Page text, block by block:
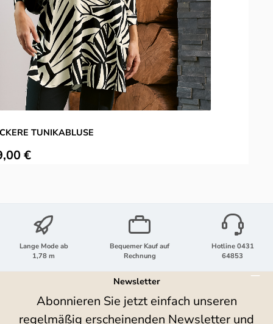
TUNIKABLUSE
Preis:
€
Lange Mode ab
1,78 m
Bequemer Kauf auf
Rechnung
Hotline 0431
64853
Newsletter
Abonnieren Sie jetzt einfach unseren
regelmäßig erscheinenden Newsletter und